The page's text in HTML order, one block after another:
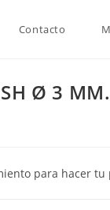
Contacto
Ø 3
para hacer tu